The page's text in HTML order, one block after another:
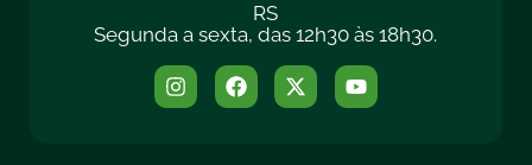
RS
Segunda a sexta, das 12h30 às 18h30.